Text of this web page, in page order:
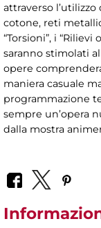
attraverso
cotone, reti
“Torsioni”, i
saranno stimolati
opere
maniera casuale
programmazione
sempre un’opera
dalla mostra